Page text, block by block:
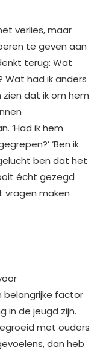
verlies, maar
te geven aan
terug: Wat
Wat had ik anders
zien dat ik om hem
‘Had ik hem
‘Ben ik
ben dat het
écht gezegd
vragen maken
belangrijke factor
in de jeugd zijn.
met ouders
dan heb